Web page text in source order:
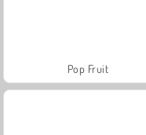
Pop Fruit